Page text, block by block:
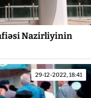
Nazirliyinin
29-12-2022, 18:41